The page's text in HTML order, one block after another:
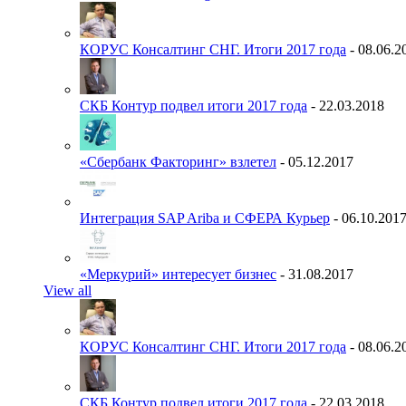
КОРУС Консалтинг СНГ. Итоги 2017 года -
СКБ Контур подвел итоги 2017 года - 22.03.2018
«Сбербанк Факторинг» взлетел - 05.12.2017
Интеграция SAP Ariba и СФЕРА Курьер - 06.10.2017
«Меркурий» интересует бизнес - 31.08.2017
View all
КОРУС Консалтинг СНГ. Итоги 2017 года -